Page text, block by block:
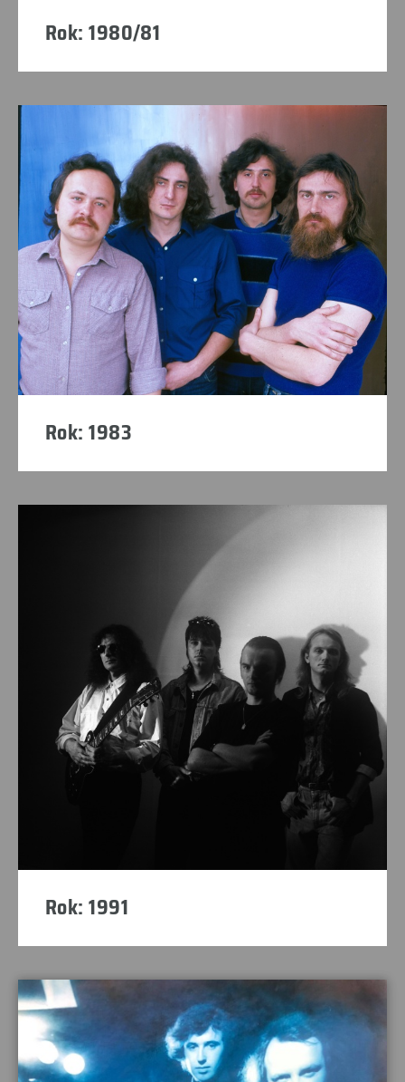
Rok: 1980/81
Rok: 1983
Rok: 1991